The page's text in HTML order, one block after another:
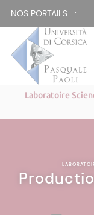
NOS PORTAILS :
Laboratoire